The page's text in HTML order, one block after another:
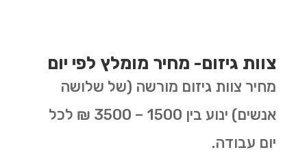
צוות גיזום- מחיר מומלץ לפי יום
מחיר צוות גיזום מורשה (של שלושה
אנשים) ינוע בין 1500 – 3500 ₪ לכל
יום עבודה.